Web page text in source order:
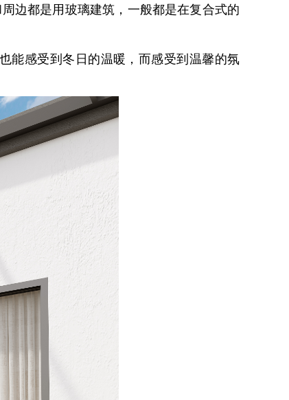
边都是用玻璃建筑，一般都是在复合式的
感受到冬日的温暖，而感受到温馨的氛